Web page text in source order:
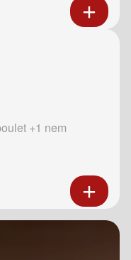
+1 nem